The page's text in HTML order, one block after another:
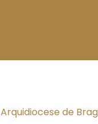
Arquidiocese de